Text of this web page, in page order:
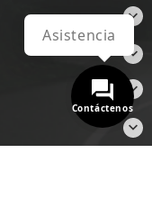




Contáctenos
Asistencia